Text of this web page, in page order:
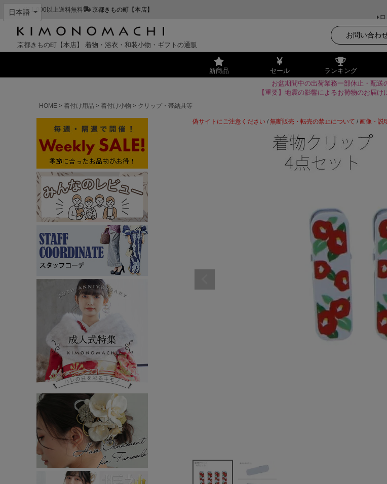
¥11,000以上送料無料 京都きもの町【本店】
京都きもの町【本店】 着物・浴衣・和装小物・ギフトの通販
お問い合わ
新商品 セール ランキング
お盆期間中の出荷業務一部休止・配送
【重要】地震の影響によるお荷物のお届け
HOME
着付け用品 着付け小物 クリップ・帯結具等
偽サイトにご注意ください / 無断販売・転売の禁止について / 画像・説